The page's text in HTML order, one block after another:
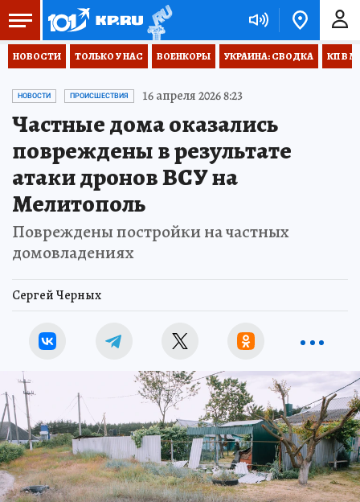
НОВОСТИ ТОЛЬКО У НАС ВОЕНКОРЫ УКРАИНА: СВОДКА КП В
НОВОСТИ ПРОИСШЕСТВИЯ 16 апреля 2026 8:23
Частные дома оказались
повреждены в результате
атаки дронов ВСУ на
Мелитополь
Повреждены постройки на частных
домовладениях
Сергей Черных